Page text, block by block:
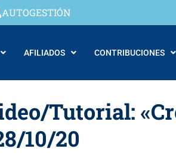
AUTOGESTIÓN
AFILIADOS CONTRIBUCIONES
Tutorial:
10/20